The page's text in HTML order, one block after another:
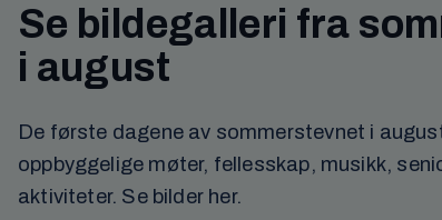
Se bildegalleri fra
i august
De første dagene av sommerstevnet i
oppbyggelige møter, fellesskap, musikk,
aktiviteter. Se bilder her.